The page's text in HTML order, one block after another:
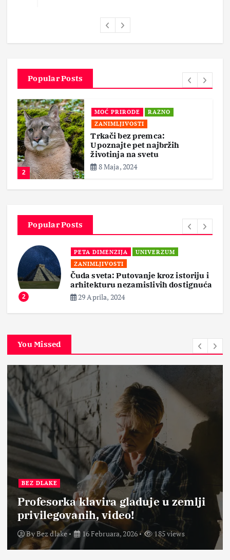
Popular Posts
2
MOĆ PRIRODE
RAZNO
ZANIMLJIVOSTI
Trkači bez premca:
Upoznajte pet najbržih
životinja na svetu
8 Maja, 2024
Popular Posts
2
PETA DIMENZIJA
UNIVERZUM
ZANIMLJIVOSTI
Čuda sveta: Putovanje kroz istoriju i
arhitekturu nezamislivih dostignuća
29 Aprila, 2024
You Missed
BEZ DLAKE
Profesorka klavira gladuje u zemlji
privilegovanih, video!
ByBez dlake 16 Februara, 2026 185 views